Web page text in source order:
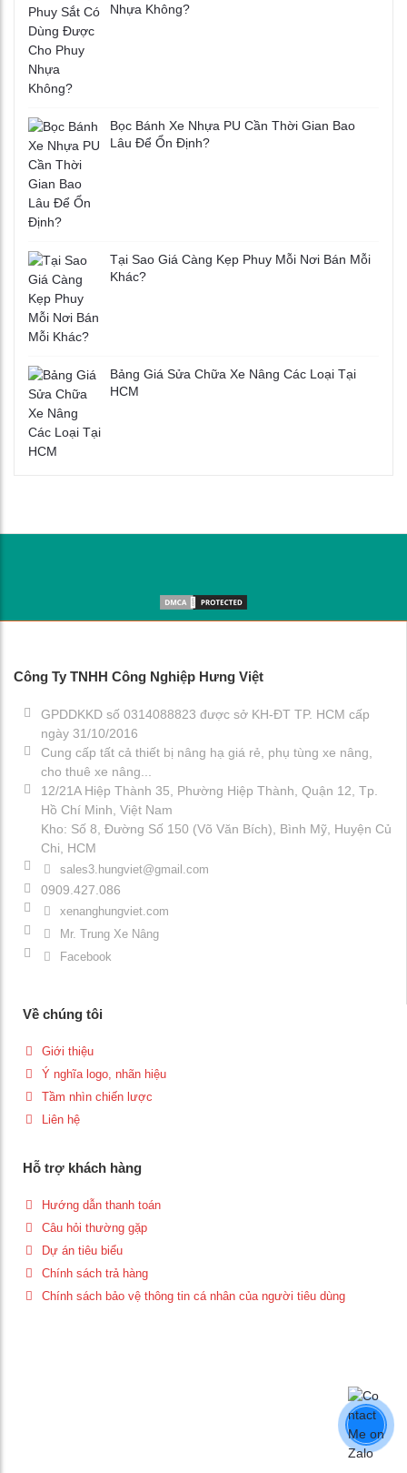
Nhựa Không?
Bọc Bánh Xe Nhựa PU Cần Thời Gian Bao
Lâu Để Ổn Định?
Tại Sao Giá Càng Kẹp Phuy Mỗi Nơi Bán Mỗi
Khác?
Bảng Giá Sửa Chữa Xe Nâng Các Loại Tại
HCM
Công Ty TNHH Công Nghiệp Hưng Việt
GPDDKKD số 0314088823 được sở KH-ĐT TP. HCM cấp
ngày 31/10/2016
Cung cấp tất cả thiết bị nâng hạ giá rẻ, phụ tùng xe nâng,
cho thuê xe nâng...
12/21A Hiệp Thành 35, Phường Hiệp Thành, Quận 12, Tp.
Hồ Chí Minh, Việt Nam
Kho: Số 8, Đường Số 150 (Võ Văn Bích), Bình Mỹ, Huyện Củ
Chi, HCM
sales3.hungviet@gmail.com
0909.427.086
xenanghungviet.com
Mr. Trung Xe Nâng
Facebook
Về chúng tôi
Giới thiệu
Ý nghĩa logo, nhãn hiệu
Tầm nhìn chiến lược
Liên hệ
Hỗ trợ khách hàng
Hướng dẫn thanh toán
Câu hỏi thường gặp
Dự án tiêu biểu
Chính sách trả hàng
Chính sách bảo vệ thông tin cá nhân của người tiêu dùng